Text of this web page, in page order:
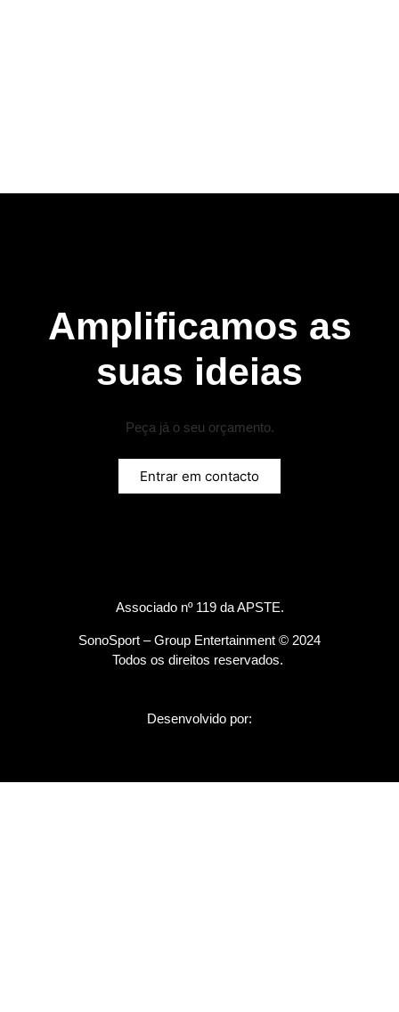
Amplificamos as
suas ideias
Peça já o seu orçamento.
Entrar em contacto
Associado nº 119 daAPSTE.
SonoSport – Group Entertainment © 2024
Todos os direitos reservados.
Desenvolvido por: